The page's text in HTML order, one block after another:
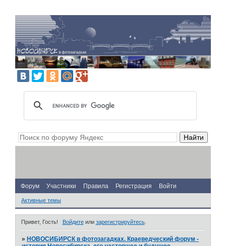
Форум Участники Правила Регистрация Войти
Активные темы
Привет, Гость! Войдитеили зарегистрируйтесь.
» НОВОСИБИРСК в фотозагадках. Краеведческий форум -